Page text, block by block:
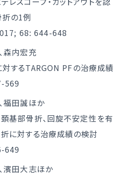
の1例
68: 644-648
森内宏充
するTARGON PFの治療成績
569
福田誠ほか
基部骨折、回旋不安定性を有
に対する治療成績の検討
649
濱田大志ほか